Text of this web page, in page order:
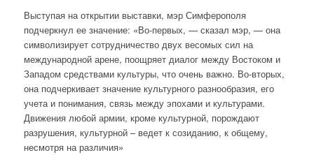
Выступая на открытии выставки, мэр Симферополя
подчеркнул ее значение: «Во-первых, — сказал мэр, — она
символизирует сотрудничество двух весомых сил на
международной арене, поощряет диалог между Востоком и
Западом средствами культуры, что очень важно. Во-вторых,
она подчеркивает значение культурного разнообразия, его
учета и понимания, связь между эпохами и культурами.
Движения любой армии, кроме культурной, порождают
разрушения, культурной – ведет к созиданию, к общему,
несмотря на различия»